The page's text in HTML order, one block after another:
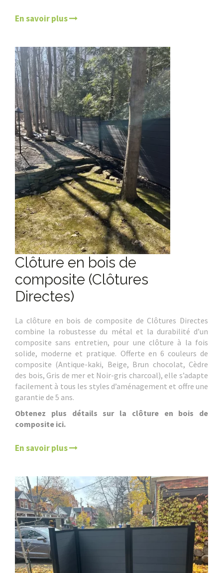
En savoir plus
Clôture en bois de
composite (Clôtures
Directes)
La clôture en bois de composite de Clôtures Directes
combine la robustesse du métal et la durabilité d’un
composite sans entretien, pour une clôture à la fois
solide, moderne et pratique. Offerte en 6 couleurs de
composite (Antique-kaki, Beige, Brun chocolat, Cèdre
des bois, Gris de mer et Noir-gris charcoal), elle s’adapte
facilement à tous les styles d’aménagement et offre une
garantie de 5 ans.
Obtenez plus détails sur la clôture en bois de
composite ici.
En savoir plus